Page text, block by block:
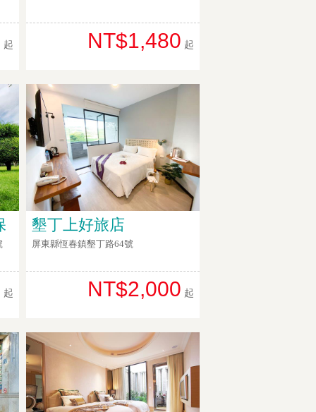
起 NT$1,480 起
起
墾丁上好旅店
屏東縣恆春鎮墾丁路64號
NT$2,000 起